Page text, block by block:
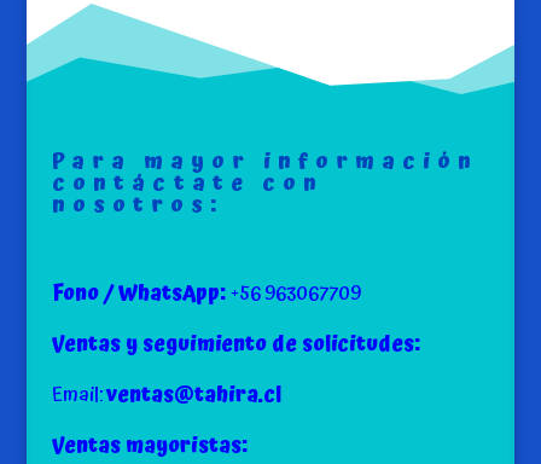
Para mayor información
contáctate con
nosotros:
Fono / WhatsApp:+56 963067709
Ventas y seguimiento de solicitudes:
Email:ventas@tahira.cl
Ventas mayoristas: